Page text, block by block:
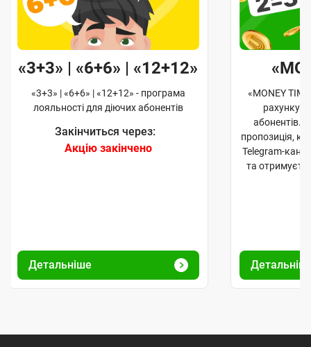
«3+3» | «6+6» | «12+12»
«3+3» | «6+6» | «12+12» - програма
лояльності для діючих абонентів
Закінчиться через:
Акцію закінчено
Детальніше
«MONEY
рахунку
абонентів.
пропозиція,
Telegram-
та